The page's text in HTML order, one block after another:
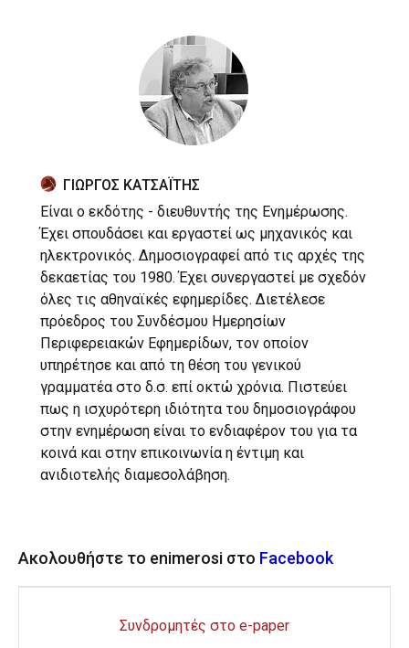
ΓΙΩΡΓΟΣ ΚΑΤΣΑΪΤΗΣ
Είναι ο εκδότης - διευθυντής της Ενημέρωσης.
Έχει σπουδάσει και εργαστεί ως μηχανικός και
ηλεκτρονικός. Δημοσιογραφεί από τις αρχές της
δεκαετίας του 1980. Έχει συνεργαστεί με σχεδόν
όλες τις αθηναϊκές εφημερίδες. Διετέλεσε
πρόεδρος του Συνδέσμου Ημερησίων
Περιφερειακών Εφημερίδων, τον οποίον
υπηρέτησε και από τη θέση του γενικού
γραμματέα στο δ.σ. επί οκτώ χρόνια. Πιστεύει
πως η ισχυρότερη ιδιότητα του δημοσιογράφου
στην ενημέρωση είναι το ενδιαφέρον του για τα
κοινά και στην επικοινωνία η έντιμη και
ανιδιοτελής διαμεσολάβηση.
Ακολουθήστε το enimerosi στο Facebook
Συνδρομητές στο e-paper